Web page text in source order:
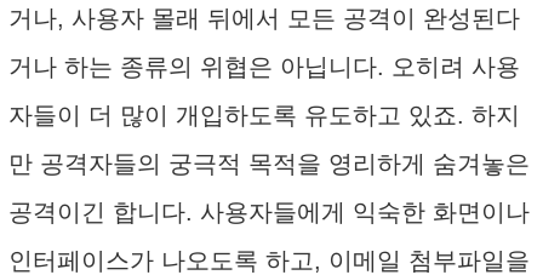
거나, 사용자 몰래 뒤에서 모든 공격이 완성된다
거나 하는 종류의 위협은 아닙니다. 오히려 사용
자들이 더 많이 개입하도록 유도하고 있죠. 하지
만 공격자들의 궁극적 목적을 영리하게 숨겨놓은
공격이긴 합니다. 사용자들에게 익숙한 화면이나
인터페이스가 나오도록 하고, 이메일 첨부파일을